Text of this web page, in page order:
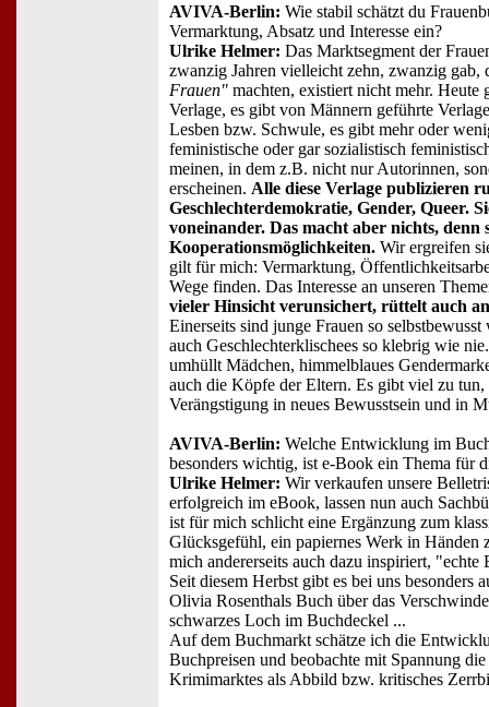
AVIVA-Berlin: Wie stabil schätzt du
Vermarktung, Absatz und Interesse ein?
Ulrike Helmer: Das Marktsegment der
zwanzig Jahren vielleicht zehn, zwanzig gab,
Frauen" machten, existiert nicht mehr. Heute
Verlage, es gibt von Männern geführte
Lesben bzw. Schwule, es gibt mehr oder
feministische oder gar sozialistisch
meinen, in dem z.B. nicht nur Autorinnen,
erscheinen. Alle diese Verlage publizieren
Geschlechterdemokratie, Gender, Queer.
voneinander. Das macht aber nichts, denn
Kooperationsmöglichkeiten. Wir ergreifen
gilt für mich: Vermarktung,
Wege finden. Das Interesse an unseren
vieler Hinsicht verunsichert, rüttelt auch
Einerseits sind junge Frauen so
auch Geschlechterklischees so klebrig wie
umhüllt Mädchen, himmelblaues
auch die Köpfe der Eltern. Es gibt viel zu tun,
Verängstigung in neues Bewusstsein und in
AVIVA-Berlin: Welche Entwicklung im
besonders wichtig, ist e-Book ein Thema für
Ulrike Helmer: Wir verkaufen unsere
erfolgreich im eBook, lassen nun auch
ist für mich schlicht eine Ergänzung zum
Glücksgefühl, ein papiernes Werk in Händen
mich andererseits auch dazu inspiriert,
Seit diesem Herbst gibt es bei uns besonders
Olivia Rosenthals Buch über das
schwarzes Loch im Buchdeckel ...
Auf dem Buchmarkt schätze ich die
Buchpreisen und beobachte mit Spannung
Krimimarktes als Abbild bzw. kritisches